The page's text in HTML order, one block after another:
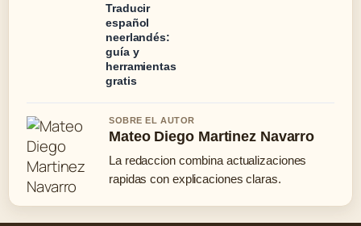
Traducir
español
neerlandés:
guía y
herramientas
gratis
SOBRE EL AUTOR
Mateo Diego Martinez Navarro
La redaccion combina actualizaciones
rapidas con explicaciones claras.